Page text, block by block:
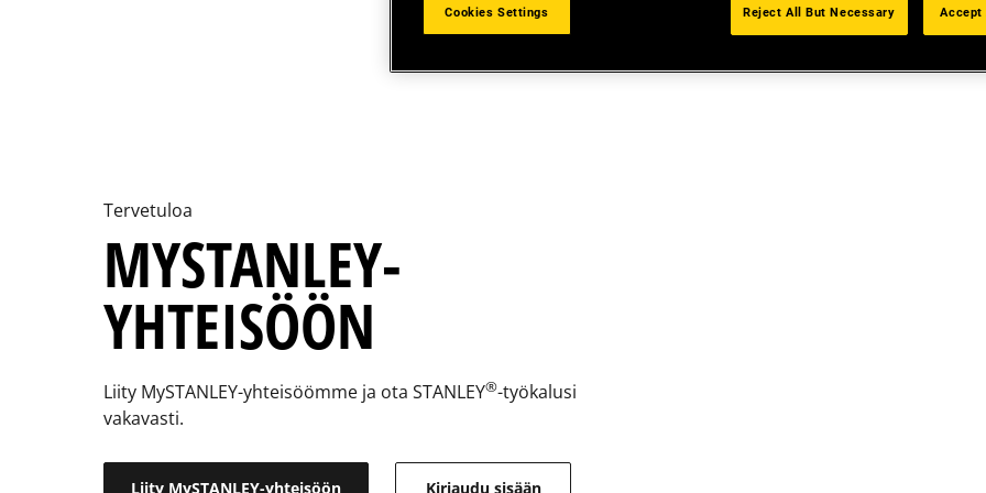
Tervetuloa
MYSTANLEY-
YHTEISÖÖN
Liity MySTANLEY-yhteisöömme ja ota STANLEY®-työkalusi
vakavasti.
Liity MySTANLEY-yhteisöön Kirjaudu sisään
Cookies Settings Reject All But Necessary Accept